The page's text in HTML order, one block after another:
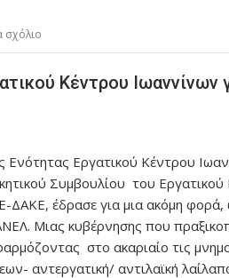
σχόλιο
Κέντρου Ιωαννίνων
Εργατικού Κέντρου
Συμβουλίου του
ΔΑΚΕ, έδρασε για μια ακόμη
Μιας κυβέρνησης που
στο ακαριαίο τις
αντεργατική/ αντιλαϊκή